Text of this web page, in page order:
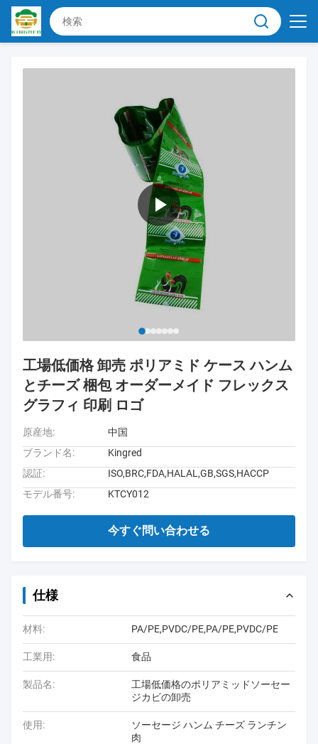
工場低価格 卸売 ポリアミド ケース ハンム
とチーズ 梱包 オーダーメイド フレックス
グラフィ 印刷 ロゴ
原産地:
中国
ブランド名:
Kingred
認証:
ISO,BRC,FDA,HALAL,GB,SGS,HACCP
モデル番号:
KTCY012
今すぐ問い合わせる
仕様
材料: PA/PE,PVDC/PE,PA/PE,PVDC/PE
工業用: 食品
製品名:
工場低価格のポリアミッドソーセー
ジカビの卸売
使用:
ソーセージ ハンム チーズ ランチン
肉